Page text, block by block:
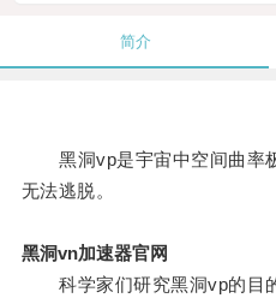
简介
黑洞vp是宇宙中空间曲率
无法逃脱。
黑洞vn加速器官网
科学家们研究黑洞vp的目